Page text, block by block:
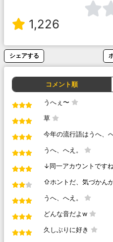
1,226
シェアする
コメント順
うへぇ〜
草
今年の流行語はうへ、へ
うへ、へえ。
↓同一アカウントですね
⇧ホントだ、気づかん
うへ、へえ。
どんな音だよw
久しぶりに好き